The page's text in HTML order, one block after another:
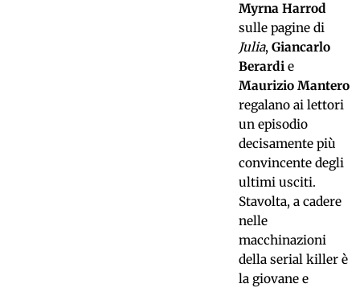
Myrna Harrod
sulle pagine di
Julia, Giancarlo
Berardie
Maurizio Mantero
regalano ai lettori
un episodio
decisamente più
convincente degli
ultimi usciti.
Stavolta, a cadere
nelle
macchinazioni
della serial killer è
la giovane e